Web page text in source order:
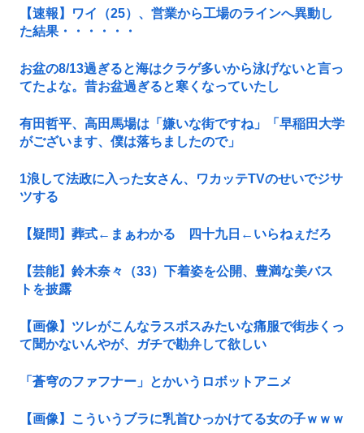
【速報】ワイ（25）、営業から工場のラインへ異動し
た結果・・・・・・
お盆の8/13過ぎると海はクラゲ多いから泳げないと言っ
てたよな。昔お盆過ぎると寒くなっていたし
有田哲平、高田馬場は「嫌いな街ですね」「早稲田大学
がございます、僕は落ちましたので」
1浪して法政に入った女さん、ワカッテTVのせいでジサ
ツする
【疑問】葬式←まぁわかる 四十九日←いらねぇだろ
【芸能】鈴木奈々（33）下着姿を公開、豊満な美バス
トを披露
【画像】ツレがこんなラスボスみたいな痛服で街歩くっ
て聞かないんやが、ガチで勘弁して欲しい
「蒼穹のファフナー」とかいうロボットアニメ
【画像】こういうブラに乳首ひっかけてる女の子ｗｗｗ